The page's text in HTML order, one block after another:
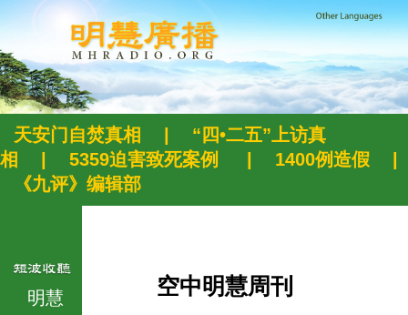
天安门自焚真相
“四•二五”上访真
相
5359迫害致死案例 1400例造假
《九评》编辑部
明慧 空中明慧周刊